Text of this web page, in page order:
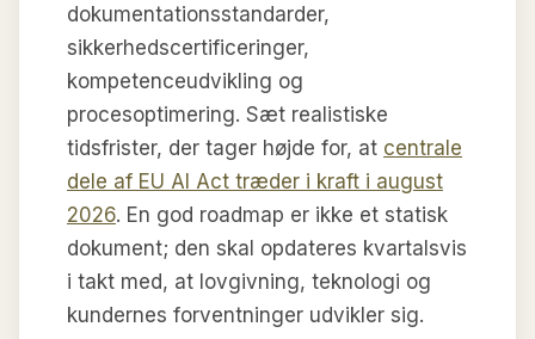
dokumentationsstandarder,
sikkerhedscertificeringer,
kompetenceudvikling og
procesoptimering. Sæt realistiske
tidsfrister, der tager højde for, at centrale
dele af EU AI Act træder i kraft i august
2026. En god roadmap er ikke et statisk
dokument; den skal opdateres kvartalsvis
i takt med, at lovgivning, teknologi og
kundernes forventninger udvikler sig.